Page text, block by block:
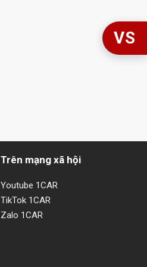
Trên mạng xã hội
Youtube 1CAR
TikTok 1CAR
Zalo 1CAR
VS